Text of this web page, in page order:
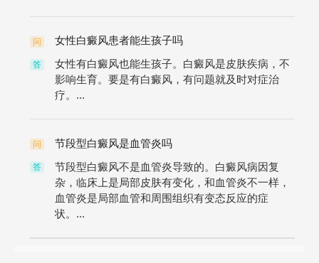
问 女性白癜风患者能生孩子吗
答
女性有白癜风也能生孩子。白癜风是皮肤疾病，不
影响生育。要是有白癜风，有问题就及时对症治
疗。...
问 节段型白癜风是血管炎吗
答
节段型白癜风不是血管炎导致的。白癜风病因复
杂，临床上是局部皮肤有变化，和血管炎不一样，
血管炎是局部血管和周围组织有变态反应的症
状。...